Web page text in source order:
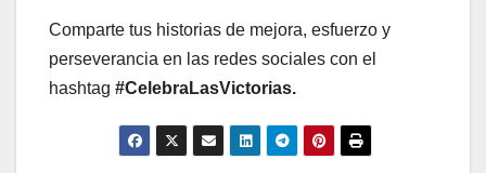
Comparte tus historias de mejora, esfuerzo y
perseverancia en las redes sociales con el
hashtag #CelebraLasVictorias.